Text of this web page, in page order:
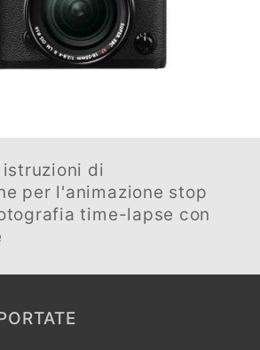
istruzioni di
per l'animazione stop
time-lapse con